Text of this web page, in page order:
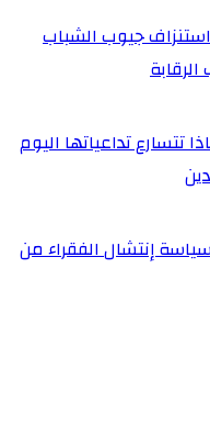
جيوب الشباب
تتسارع تداعياتها اليوم
إنتشال الفقراء من